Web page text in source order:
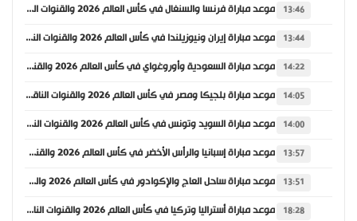
13:46 موعد مباراة فرنسا والسنغال في كأس العالم 2026 والقنوات الناقلة
13:44 موعد مباراة إيران ونيوزيلندا في كأس العالم 2026 والقنوات الناقلة
14:22 موعد مباراة السعودية وأوروغواي في كأس العالم 2026 والقنوات الناقلة
14:05 موعد مباراة بلجيكا ومصر في كأس العالم 2026 والقنوات الناقلة
14:00 موعد مباراة السويد وتونس في كأس العالم 2026 والقنوات الناقلة
13:57 موعد مباراة إسبانيا والرأس الأخضر في كأس العالم 2026 والقنوات الناقلة
13:51 موعد مباراة ساحل العاج والإكوادور في كأس العالم 2026 والقنوات الناقلة
18:28 موعد مباراة أستراليا وتركيا في كأس العالم 2026 والقنوات الناقلة